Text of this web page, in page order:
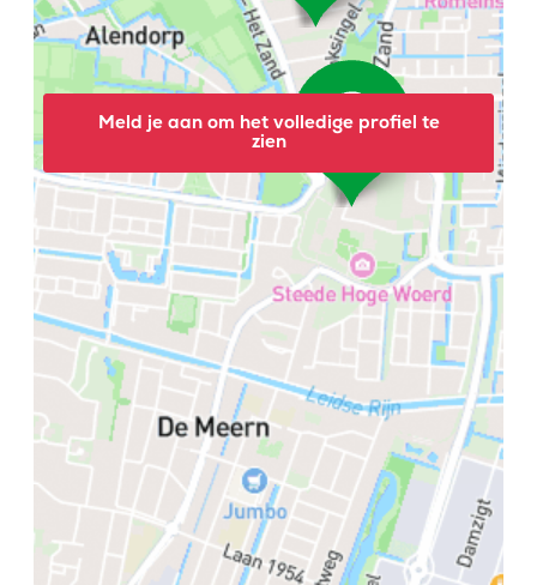
Meld je aan om het volledige profiel te
zien